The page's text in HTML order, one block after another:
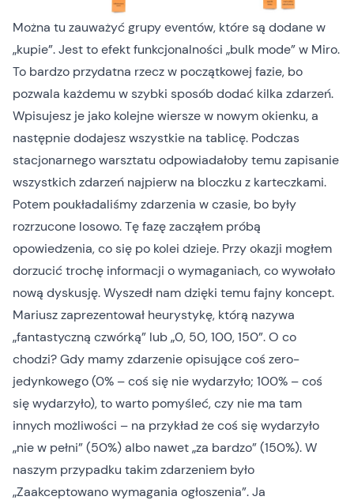
Można tu zauważyć grupy eventów, które są dodane w
„kupie”. Jest to efekt funkcjonalności „bulk mode” w Miro.
To bardzo przydatna rzecz w początkowej fazie, bo
pozwala każdemu w szybki sposób dodać kilka zdarzeń.
Wpisujesz je jako kolejne wiersze w nowym okienku, a
następnie dodajesz wszystkie na tablicę. Podczas
stacjonarnego warsztatu odpowiadałoby temu zapisanie
wszystkich zdarzeń najpierw na bloczku z karteczkami.
Potem poukładaliśmy zdarzenia w czasie, bo były
rozrzucone losowo. Tę fazę zacząłem próbą
opowiedzenia, co się po kolei dzieje. Przy okazji mogłem
dorzucić trochę informacji o wymaganiach, co wywołało
nową dyskusję. Wyszedł nam dzięki temu fajny koncept.
Mariusz zaprezentował heurystykę, którą nazywa
„fantastyczną czwórką” lub „0, 50, 100, 150”. O co
chodzi? Gdy mamy zdarzenie opisujące coś zero-
jedynkowego (0% – coś się nie wydarzyło; 100% – coś
się wydarzyło), to warto pomyśleć, czy nie ma tam
innych możliwości – na przykład że coś się wydarzyło
„nie w pełni” (50%) albo nawet „za bardzo” (150%). W
naszym przypadku takim zdarzeniem było
„Zaakceptowano wymagania ogłoszenia”. Ja